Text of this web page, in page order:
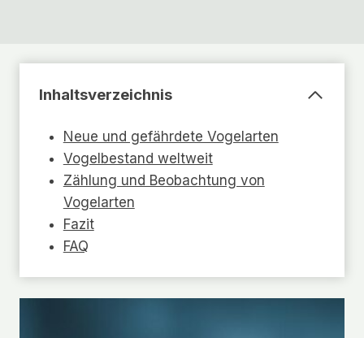
Inhaltsverzeichnis
Neue und gefährdete Vogelarten
Vogelbestand weltweit
Zählung und Beobachtung von
Vogelarten
Fazit
FAQ